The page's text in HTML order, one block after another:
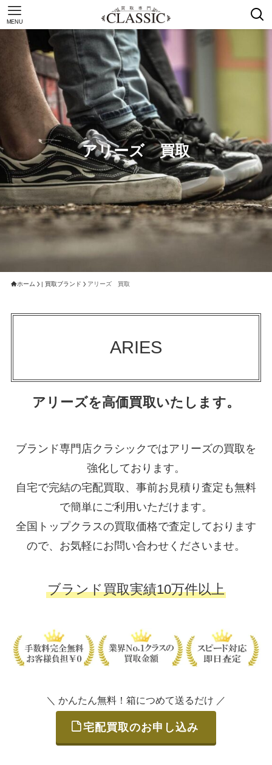
MENU
アリーズ 買取
ホーム | 買取ブランド アリーズ 買取
ARIES
アリーズを高価買取いたします。
ブランド専門店クラシックではアリーズの買取を
強化しております。
自宅で完結の宅配買取、事前お見積り査定も無料
で簡単にご利用いただけます。
全国トップクラスの買取価格で査定しております
ので、お気軽にお問い合わせくださいませ。
ブランド買取実績10万件以上
＼ かんたん無料！箱につめて送るだけ ／
宅配買取のお申し込み